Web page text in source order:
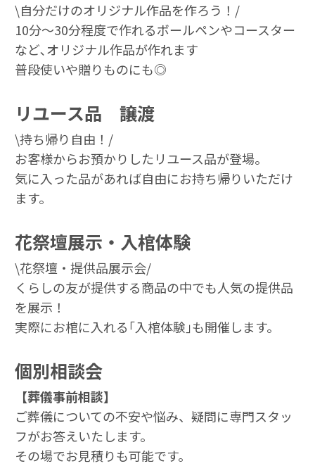
\自分だけのオリジナル作品を作ろう！/
10分～30分程度で作れるボールペンやコースター
など､オリジナル作品が作れます
普段使いや贈りものにも◎
リユース品 譲渡
\持ち帰り自由！/
お客様からお預かりしたリユース品が登場。
気に入った品があれば自由にお持ち帰りいただけ
ます。
花祭壇展示・入棺体験
\花祭壇・提供品展示会/
くらしの友が提供する商品の中でも人気の提供品
を展示！
実際にお棺に入れる｢入棺体験｣も開催します。
個別相談会
【葬儀事前相談】
ご葬儀についての不安や悩み、疑問に専門スタッ
フがお答えいたします。
その場でお⾒積りも可能です。